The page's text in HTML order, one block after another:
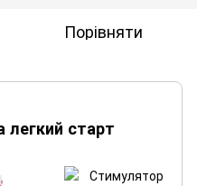
Порівняти
легкий старт